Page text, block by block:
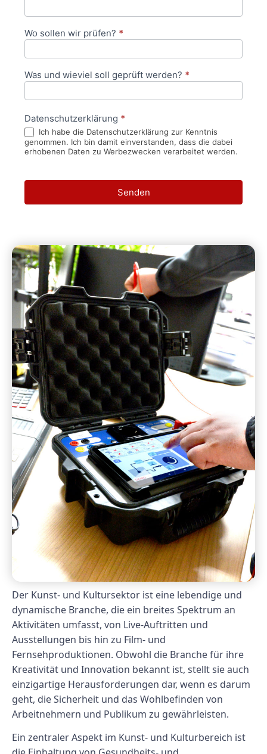
Wo sollen wir prüfen? *
Was und wieviel soll geprüft werden? *
Datenschutzerklärung *
Ich habe die Datenschutzerklärung zur Kenntnis
genommen. Ich bin damit einverstanden, dass die dabei
erhobenen Daten zu Werbezwecken verarbeitet werden.
Senden
Der Kunst- und Kultursektor ist eine lebendige und
dynamische Branche, die ein breites Spektrum an
Aktivitäten umfasst, von Live-Auftritten und
Ausstellungen bis hin zu Film- und
Fernsehproduktionen. Obwohl die Branche für ihre
Kreativität und Innovation bekannt ist, stellt sie auch
einzigartige Herausforderungen dar, wenn es darum
geht, die Sicherheit und das Wohlbefinden von
Arbeitnehmern und Publikum zu gewährleisten.
Ein zentraler Aspekt im Kunst- und Kulturbereich ist